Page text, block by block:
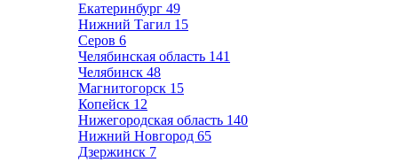
Екатеринбург 49
Нижний Тагил 15
Серов 6
Челябинская область 141
Челябинск 48
Магнитогорск 15
Копейск 12
Нижегородская область 140
Нижний Новгород 65
Дзержинск 7